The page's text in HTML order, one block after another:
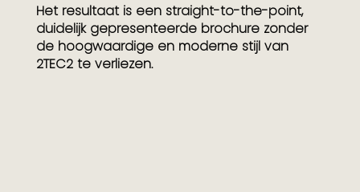
Het resultaat is een straight-to-the-point,
duidelijk gepresenteerde brochure zonder
de hoogwaardige en moderne stijl van
2TEC2 te verliezen.